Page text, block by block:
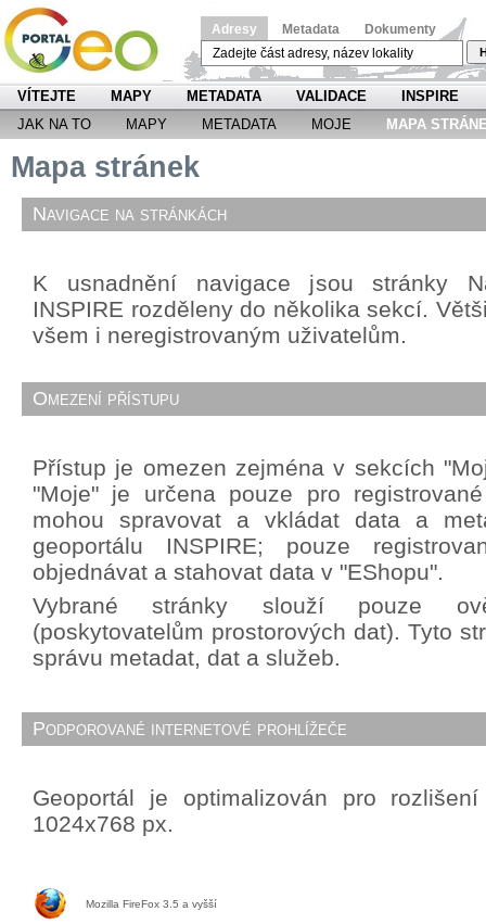
Adresy Metadata Dokumenty
VÍTEJTE MAPY METADATA VALIDACE
INSPIRE
JAK NA TO
MAPY METADATA MOJE MAPA
Mapa stránek
Navigace na stránkách
K usnadnění navigace jsou stránky
INSPIRE rozděleny do několika sekcí.
všem i neregistrovaným uživatelům.
Omezení přístupu
Přístup je omezen zejména v sekcích
"Moje" je určena pouze pro
mohou spravovat a vkládat data a
geoportálu INSPIRE; pouze
objednávat a stahovat data v "EShopu".
Vybrané stránky slouží pouze
(poskytovatelům prostorových dat). Tyto
správu metadat, dat a služeb.
Podporované internetové prohlížeče
Geoportál je optimalizován pro
1024x768 px.
Mozilla FireFox 3.5 a vyšší